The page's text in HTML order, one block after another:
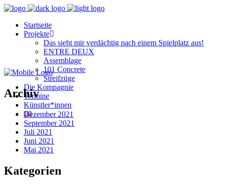
Startseite
Projekte
Das sieht mir verdächtig nach einem Spielplatz aus!
ENTRE DEUX
Assemblage
101 Concrete
Streifzüge
Die Kompagnie
Termine
Künstler*innen
Archiv
Dezember 2021
September 2021
Juli 2021
Juni 2021
Mai 2021
Kategorien